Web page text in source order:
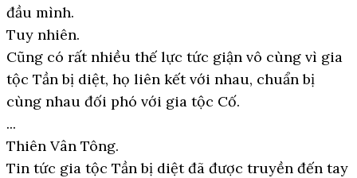
đầu mình.
Tuy nhiên.
Cũng có rất nhiều thế lực tức giận vô cùng vì gia
tộc Tần bị diệt, họ liên kết với nhau, chuẩn bị
cùng nhau đối phó với gia tộc Cố.
...
Thiên Vân Tông.
Tin tức gia tộc Tần bị diệt đã được truyền đến tay